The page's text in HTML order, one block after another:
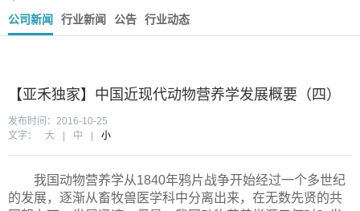
公司新闻 行业新闻 公告 行业动态
【亚禾独家】中国近现代动物营养学发展概要（四）
发布时间：2016-10-25
文字：
大 中 小
我国动物营养学从1840年鸦片战争开始经过一个多世纪
的发展，逐渐从畜牧兽医学科中分离出来，在无数先贤的共